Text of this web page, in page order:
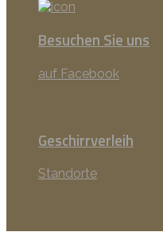
Besuchen Sie uns
auf Facebook
Geschirrverleih
Standorte